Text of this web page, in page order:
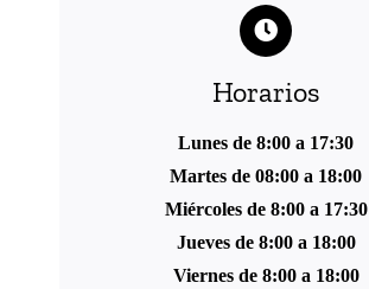
Horarios
Lunes de 8:00 a 17:30
Martes de 08:00 a 18:00
Miércoles de 8:00 a 17:30
Jueves de 8:00 a 18:00
Viernes de 8:00 a 18:00